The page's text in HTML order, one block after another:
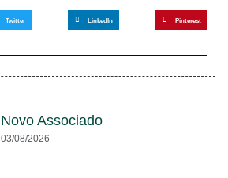
Twitter LinkedIn Pinterest
Novo Associado
03/08/2026